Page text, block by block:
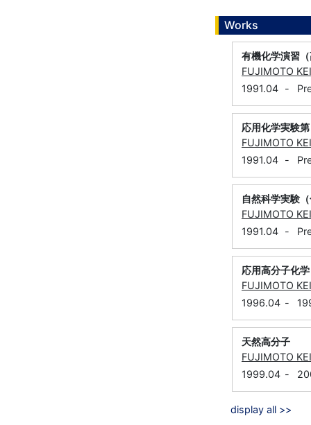
Works
有機化学演習
FUJIMOTO
1991.04 -
応用化学実験
FUJIMOTO
1991.04 -
自然科学実験
FUJIMOTO
1991.04 -
応用高分子化学
FUJIMOTO
1996.04 -
天然高分子
FUJIMOTO
1999.04 -
display all >>